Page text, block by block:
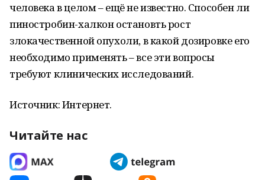
человека в целом – ещё не известно. Способен ли
пиностробин-халкон остановть рост
злокачественной опухоли, в какой дозировке его
необходимо применять – все эти вопросы
требуют клинических исследований.
Источник: Интернет.
Читайте нас